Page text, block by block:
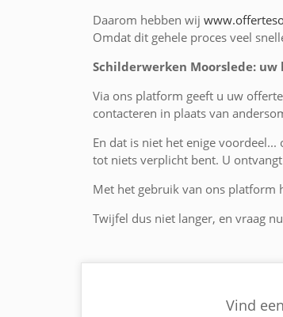
Daarom hebben wij
Omdat dit gehele proces veel
Schilderwerken Moorslede:
Via ons platform geeft u uw
contacteren in plaats van
En dat is niet het enige
tot niets verplicht bent. U
Met het gebruik van ons platform
Twijfel dus niet langer, en vraag
Vind